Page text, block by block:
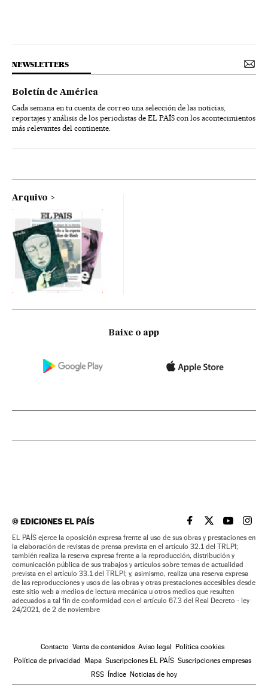
NEWSLETTERS
Boletín de América
Cada semana en tu cuenta de correo una selección de las noticias,
reportajes y análisis de los periodistas de EL PAÍS con los acontecimientos
más relevantes del continente.
Arquivo
Baixe o app
©EDICIONES EL PAÍS EL PAÍS BRASIL EN
EL PAÍSEL PAÍS
EL
EL PAÍS ejerce la oposición expresa frente al uso de sus obras y prestaciones en
la elaboración de revistas de prensa prevista en el artículo 32.1 del TRLPI;
también realiza la reserva expresa frente a la reproducción, distribución y
comunicación pública de sus trabajos y artículos sobre temas de actualidad
prevista en el artículo 33.1 del TRLPI; y, asimismo, realiza una reserva expresa
de las reproducciones y usos de las obras y otras prestaciones accesibles desde
este sitio web a medios de lectura mecánica u otros medios que resulten
adecuados a tal fin de conformidad con el artículo 67.3 del Real Decreto - ley
24/2021, de 2 de noviembre
Contacto Venta de contenidos Aviso legal Política cookies
Política de privacidad Mapa Suscripciones EL PAÍS Suscripciones empresas
RSS Índice Noticias de hoy